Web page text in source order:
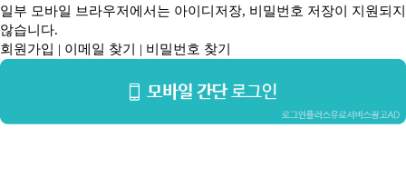
일부 모바일 브라우저에서는 아이디저장, 비밀번호 저장이 지원되지
않습니다.
회원가입 | 이메일 찾기 | 비밀번호 찾기